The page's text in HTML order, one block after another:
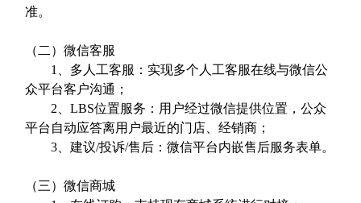
准。
（二）微信客服
1
、多人工客服：实现多个人工客服在线与微信公
众平台客户沟通；
2 、LBS位置服务：用户经过微信提供位置，公众
平台自动应答离用户最近的门店、经销商；
3 、建议/投诉/售后：微信平台内嵌售后服务表单。
（三）微信商城